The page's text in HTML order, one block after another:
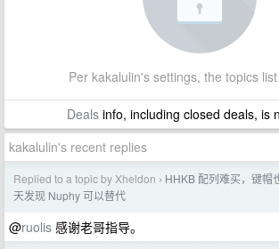
Per kakalulin's settings, the topics
Dealsinfo, including closed deals, is
kakalulin's recent replies
Replied to a topic by Xheldon › HHKB 配列难买，键帽
天发现 Nuphy 可以替代
@ruolis 感谢老哥指导。